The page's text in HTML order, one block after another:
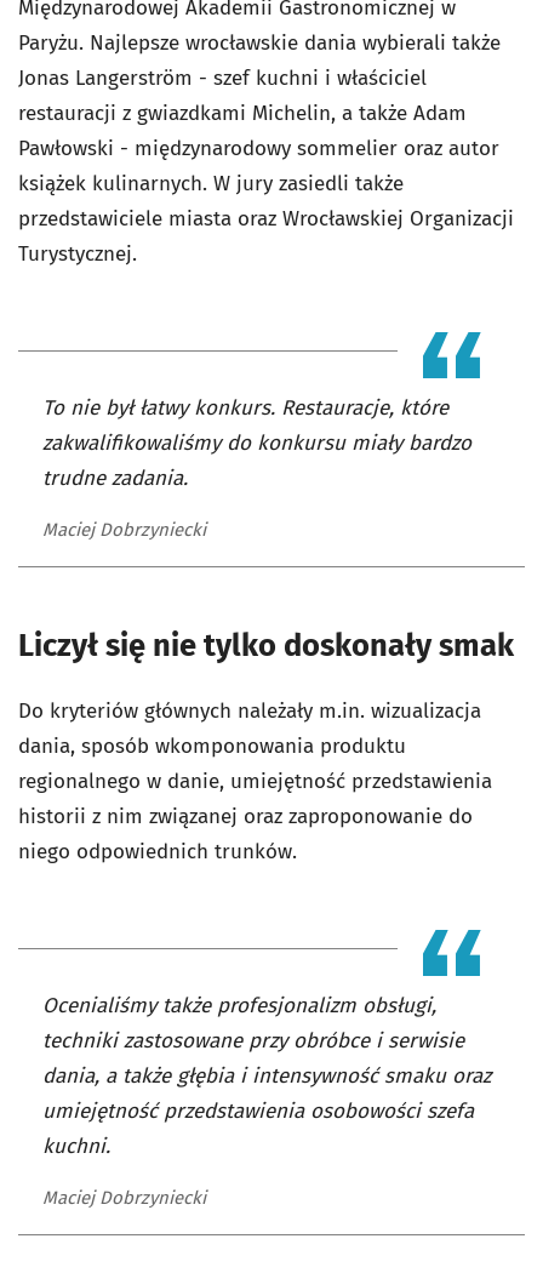
Międzynarodowej Akademii Gastronomicznej w
Paryżu. Najlepsze wrocławskie dania wybierali także
Jonas Langerström - szef kuchni i właściciel
restauracji z gwiazdkami Michelin, a także Adam
Pawłowski - międzynarodowy sommelier oraz autor
książek kulinarnych. W jury zasiedli także
przedstawiciele miasta oraz Wrocławskiej Organizacji
Turystycznej.
To nie był łatwy konkurs. Restauracje, które
zakwalifikowaliśmy do konkursu miały bardzo
trudne zadania.
Maciej Dobrzyniecki
Liczył się nie tylko doskonały smak
Do kryteriów głównych należały m.in. wizualizacja
dania, sposób wkomponowania produktu
regionalnego w danie, umiejętność przedstawienia
historii z nim związanej oraz zaproponowanie do
niego odpowiednich trunków.
Ocenialiśmy także profesjonalizm obsługi,
techniki zastosowane przy obróbce i serwisie
dania, a także głębia i intensywność smaku oraz
umiejętność przedstawienia osobowości szefa
kuchni.
Maciej Dobrzyniecki